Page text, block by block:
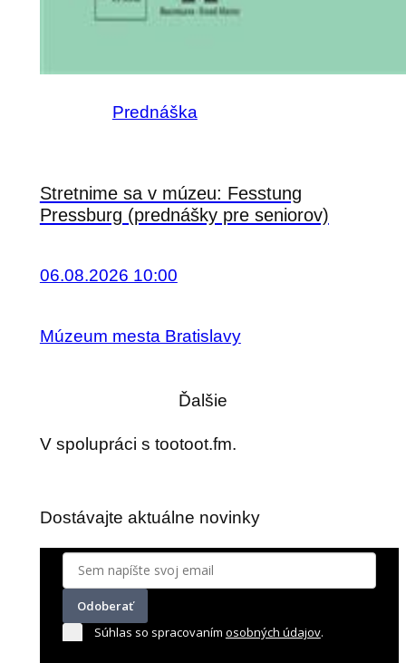
Prednáška
Stretnime sa v múzeu: Fesstung
Pressburg (prednášky pre seniorov)
06.08.2026 10:00
Múzeum mesta Bratislavy
Ďalšie
V spolupráci s tootoot.fm.
Dostávajte aktuálne novinky
Odoberať
Súhlas so spracovaním osobných údajov.